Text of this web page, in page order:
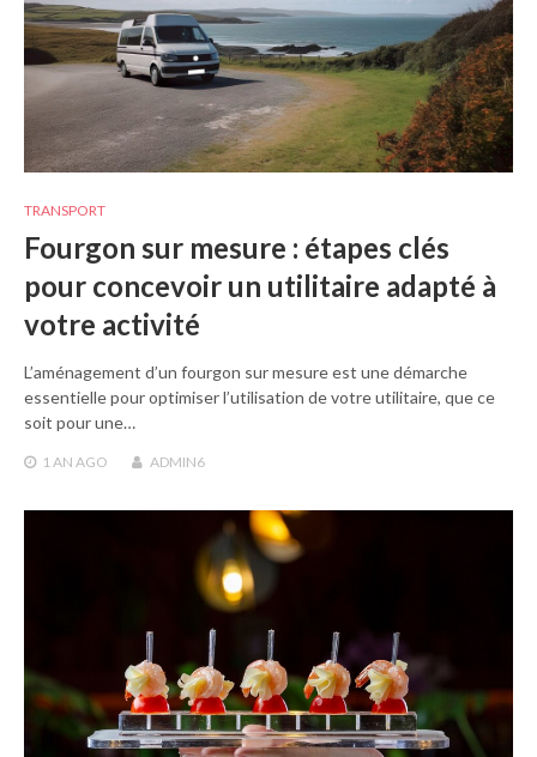
TRANSPORT
Fourgon sur mesure : étapes clés
pour concevoir un utilitaire adapté à
votre activité
L’aménagement d’un fourgon sur mesure est une démarche
essentielle pour optimiser l’utilisation de votre utilitaire, que ce
soit pour une…
1 AN AGO ADMIN6